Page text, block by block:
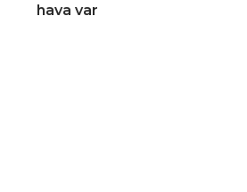
hava var